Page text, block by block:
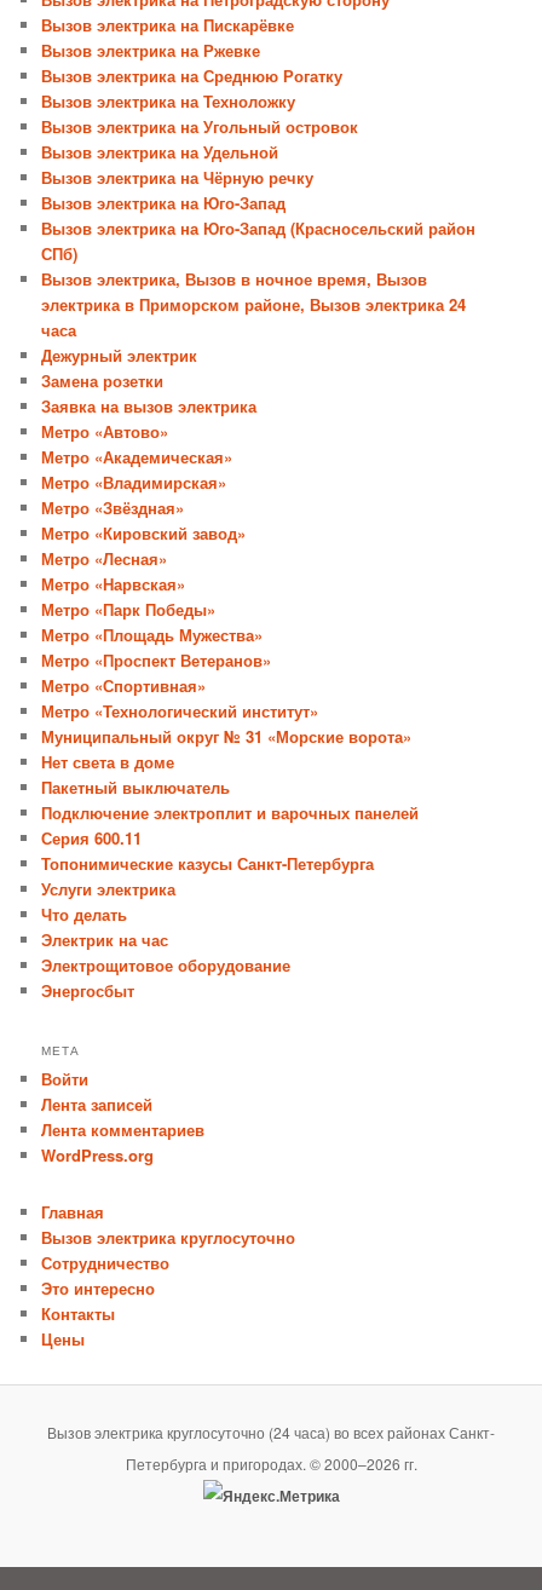
Вызов электрика на Пискарёвке
Вызов электрика на Ржевке
Вызов электрика на Среднюю Рогатку
Вызов электрика на Техноложку
Вызов электрика на Угольный островок
Вызов электрика на Удельной
Вызов электрика на Чёрную речку
Вызов электрика на Юго-Запад
Вызов электрика на Юго-Запад (Красносельский район
СПб)
Вызов электрика, Вызов в ночное время, Вызов
электрика в Приморском районе, Вызов электрика 24
часа
Дежурный электрик
Замена розетки
Заявка на вызов электрика
Метро «Автово»
Метро «Академическая»
Метро «Владимирская»
Метро «Звёздная»
Метро «Кировский завод»
Метро «Лесная»
Метро «Нарвская»
Метро «Парк Победы»
Метро «Площадь Мужества»
Метро «Проспект Ветеранов»
Метро «Спортивная»
Метро «Технологический институт»
Муниципальный округ № 31 «Морские ворота»
Нет света в доме
Пакетный выключатель
Подключение электроплит и варочных панелей
Серия 600.11
Топонимические казусы Санкт-Петербурга
Услуги электрика
Что делать
Электрик на час
Электрощитовое оборудование
Энергосбыт
МЕТА
Войти
Лента записей
Лента комментариев
WordPress.org
Главная
Вызов электрика круглосуточно
Сотрудничество
Это интересно
Контакты
Цены
Вызов электрика круглосуточно (24 часа) во всех районах Санкт-
Петербурга и пригородах. © 2000–2026 гг.